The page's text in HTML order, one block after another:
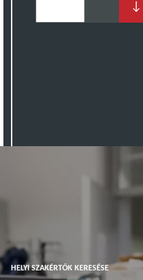
↓
HELYI SZAKÉRTŐK KERESÉSE